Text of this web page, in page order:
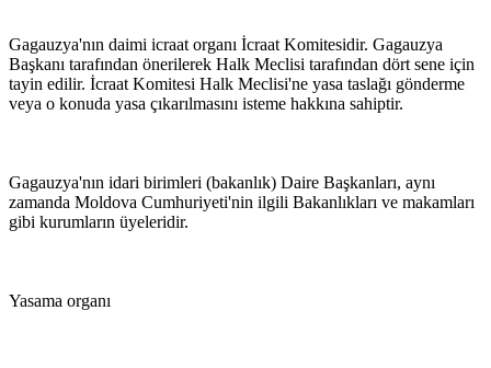
Gagauzya'nın daimi icraat organı İcraat Komitesidir. Gagauzya
Başkanı tarafından önerilerek Halk Meclisi tarafından dört sene için
tayin edilir. İcraat Komitesi Halk Meclisi'ne yasa taslağı gönderme
veya o konuda yasa çıkarılmasını isteme hakkına sahiptir.
Gagauzya'nın idari birimleri (bakanlık) Daire Başkanları, aynı
zamanda Moldova Cumhuriyeti'nin ilgili Bakanlıkları ve makamları
gibi kurumların üyeleridir.
Yasama organı